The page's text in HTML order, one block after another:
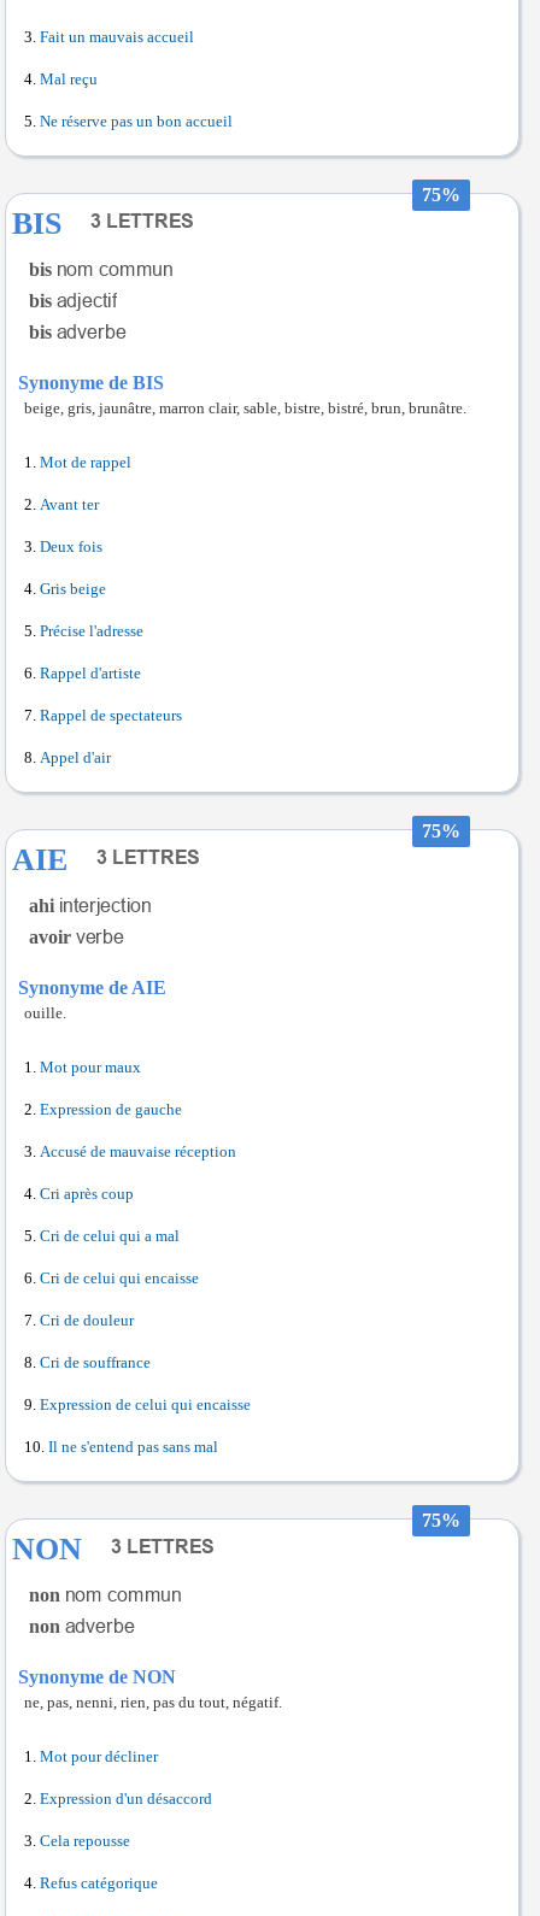
Fait un mauvais accueil
Mal reçu
Ne réserve pas un bon accueil
75%
BIS
bis
bis
bis
Synonyme de BIS
beige, gris, jaunâtre, marron clair, sable, bistre, bistré, brun, brunâtre.
Mot de rappel
Avant ter
Deux fois
Gris beige
Précise l'adresse
Rappel d'artiste
Rappel de spectateurs
Appel d'air
75%
AIE
ahi
avoir
Synonyme de AIE
ouille.
Mot pour maux
Expression de gauche
Accusé de mauvaise réception
Cri après coup
Cri de celui qui a mal
Cri de celui qui encaisse
Cri de douleur
Cri de souffrance
Expression de celui qui encaisse
Il ne s'entend pas sans mal
75%
NON
non
non
Synonyme de NON
ne, pas, nenni, rien, pas du tout, négatif.
Mot pour décliner
Expression d'un désaccord
Cela repousse
Refus catégorique